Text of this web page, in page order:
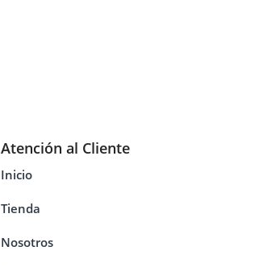
Atención al Cliente
Inicio
Tienda
Nosotros